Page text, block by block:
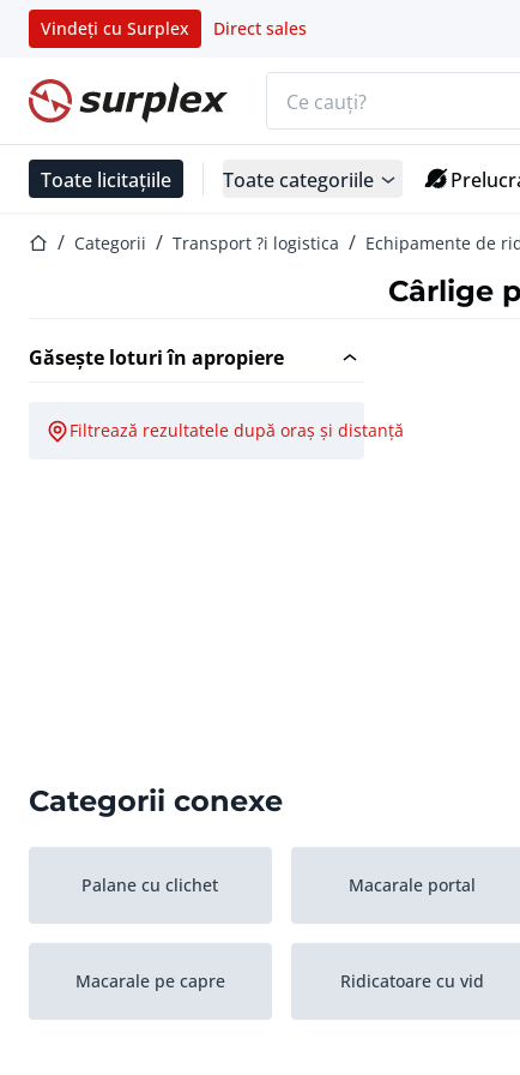
Vindeți cu Surplex Direct sales
Pagina de start
Toate licitațiile Toate categoriile
Pagina de start
Categorii Transport ?i logistica Echipamente de
Cârlige
Găsește loturi în apropiere
Filtrează rezultatele după oraș și distanță
Categorii conexe
Palane cu clichet Macarale portal
Macarale pe capre Ridicatoare cu vid